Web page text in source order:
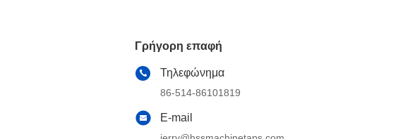
Γρήγορη επαφή
Τηλεφώνημα
86-514-86101819
E-mail